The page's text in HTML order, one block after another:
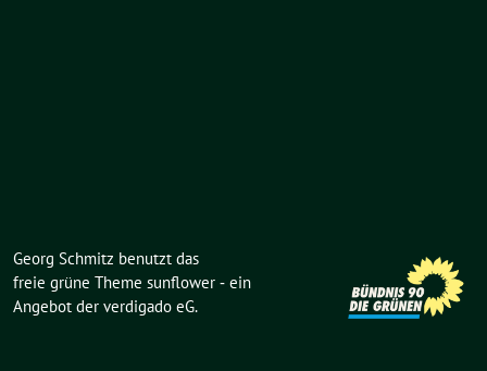
Georg Schmitz benutzt das
freie grüne Theme sunflower ‐ ein
Angebot der verdigado eG.